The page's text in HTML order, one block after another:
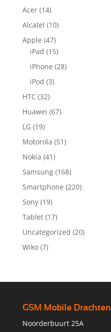
Acer (14)
Alcatel (10)
Apple (47)
iPad (15)
iPhone (28)
iPod (3)
HTC (32)
Huawei (67)
LG (19)
Motorola (51)
Nokia (41)
Samsung (168)
Smartphone (220)
Sony (19)
Tablet (17)
Uncategorized (20)
Wiko (7)
GSM Mobile Drachten
Noorderbuurt 25A